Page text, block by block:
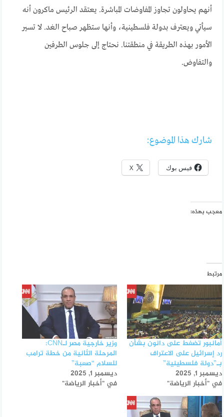
أنهم يحاولون تجاوز المفاوضات المباشرة. يعتقد الرئيس ماكرون أنه
سيأتي ويعترف بدولة فلسطينية، وأنها ستظهر صباح الغد. لا تسير
الأمور بهذه الطريقة في منطقتنا. نحتاج إلى جلوس الطرفين
والتفاوض.
شارك هذا الموضوع:
فيس بوك X
معجب بهذه:
مرتبط
أمانبور تضغط على دانون بشأن
رد إسرائيل على الاعتراف
بـ”دولة فلسطينية”
ديسمبر 1, 2025
في "أخبار الرياضة"
وزير خارجية مصر لـCNN:
المرحلة الثانية من خطة ترامب
للسلام “صعبة”
ديسمبر 1, 2025
في "أخبار الرياضة"